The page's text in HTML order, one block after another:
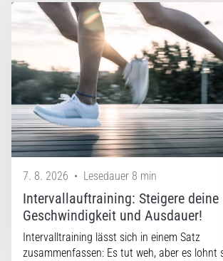
7. 8. 2026 • Lesedauer 8 min
Intervallauftraining: Steigere deine
Geschwindigkeit und Ausdauer!
Intervalltraining lässt sich in einem Satz
zusammenfassen: Es tut weh, aber es lohnt